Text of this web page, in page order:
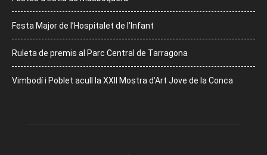
Festa Major de l’Hospitalet de l’Infant
Ruleta de premis al Parc Central de Tarragona
Vimbodí i Poblet acull la XXII Mostra d’Art Jove de la Conca